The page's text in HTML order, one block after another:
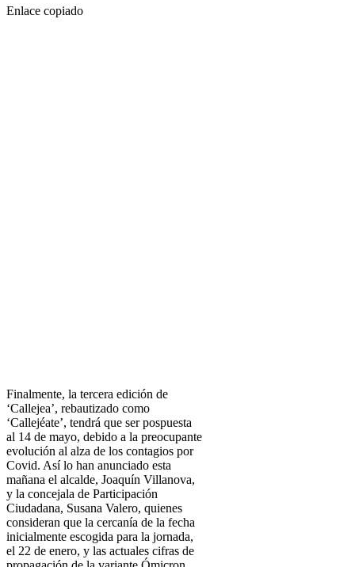
Enlace copiado
Finalmente, la tercera edición de
‘Callejea’, rebautizado como
‘Callejéate’, tendrá que ser pospuesta
al 14 de mayo, debido a la preocupante
evolución al alza de los contagios por
Covid. Así lo han anunciado esta
mañana el alcalde, Joaquín Villanova,
y la concejala de Participación
Ciudadana, Susana Valero, quienes
consideran que la cercanía de la fecha
inicialmente escogida para la jornada,
el 22 de enero, y las actuales cifras de